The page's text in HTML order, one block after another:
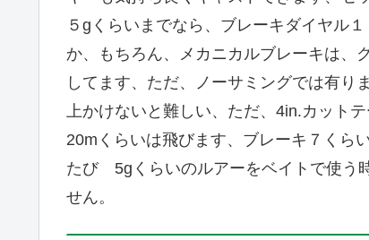
５gくらいまでなら、ブレーキダイヤル
か、もちろん、メカニカルブレーキは、
してます、ただ、ノーサミングでは有り
上かけないと難しい、ただ、4in.カット
20mくらいは飛びます、ブレーキ７くら
たび 5gくらいのルアーをベイトで使う
せん。